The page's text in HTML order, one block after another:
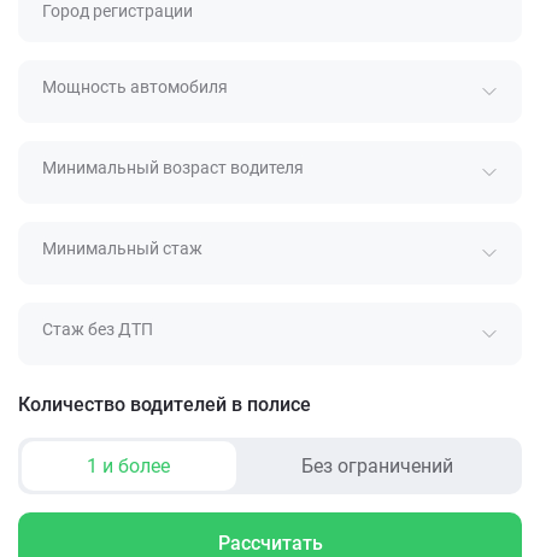
Город регистрации
Мощность автомобиля
Минимальный возраст водителя
Минимальный стаж
Стаж без ДТП
Количество водителей в полисе
1 и более Без ограничений
Рассчитать